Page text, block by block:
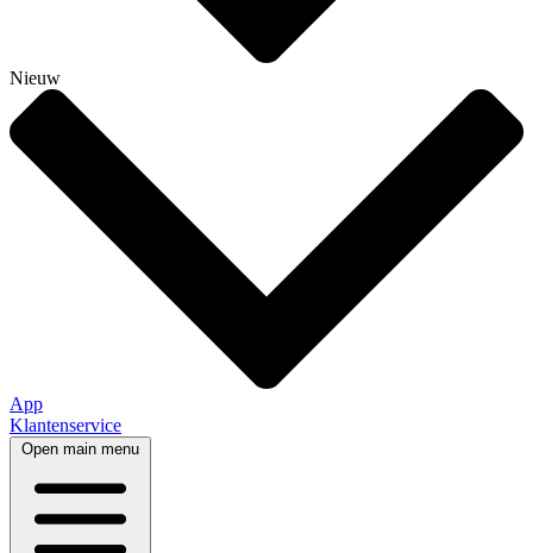
Nieuw
App
Klantenservice
Open main menu